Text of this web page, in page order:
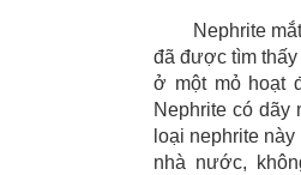
Nephrite
đã được tìm
ở một mỏ hoạt
Nephrite có dãy
loại nephrite
nhà nước,